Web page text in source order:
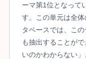
ーマ第1位となって
す。この単元は全
タベースでは、こ
も抽出することが
いのかわからない